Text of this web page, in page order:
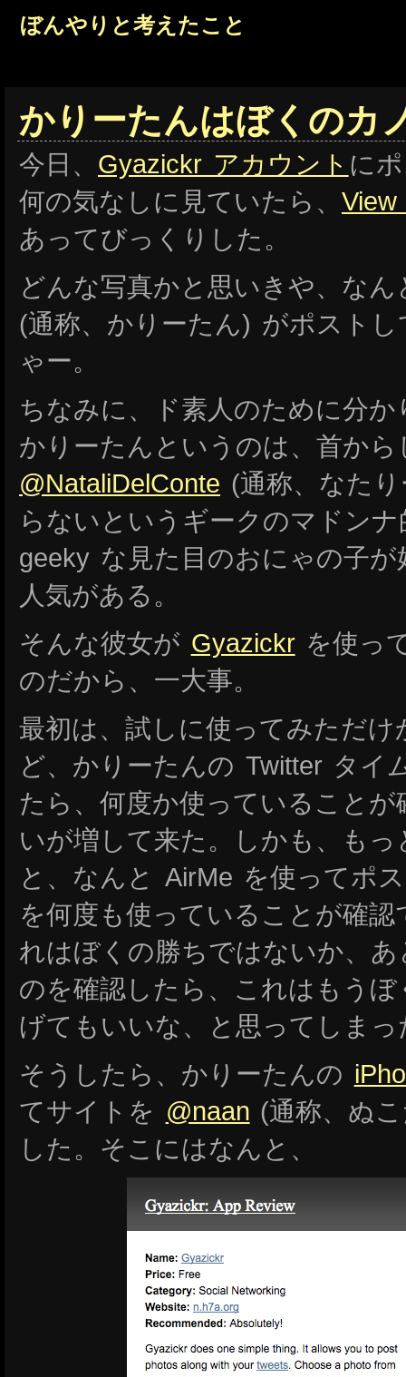
ぼんやりと考えたこと
かりーたんはぼくのカ
今日、 Gyazickr アカウント に
何の気なしに見ていたら、
あってびっくりした。
どんな写真かと思いきや、な
(通称、かりーたん) がポスト
ゃー。
ちなみに、ド素人のために分
かりーたんというのは、首か
@NataliDelConte (通称、なた
らないというギークのマドン
geeky な見た目のおにゃの子
人気がある。
そんな彼女が Gyazickrを使っ
のだから、一大事。
最初は、試しに使ってみただ
ど、かりーたんの Twitter タイ
たら、何度か使っていること
いが増して来た。しかも、も
と、なんと AirMe を使ってポ
を何度も使っていることが確
れはぼくの勝ちではないか、
のを確認したら、これはもう
げてもいいな、と思ってしま
そうしたら、かりーたんの
てサイトを @naan (通称、ぬ
した。そこにはなんと、